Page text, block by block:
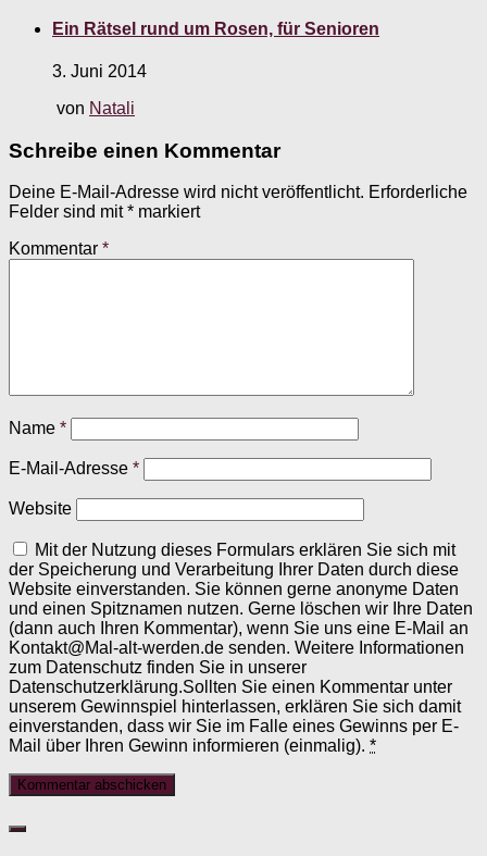
Ein Rätsel rund um Rosen, für Senioren
3. Juni 2014
von Natali
Schreibe einen Kommentar
Deine E-Mail-Adresse wird nicht veröffentlicht. Erforderliche
Felder sind mit* markiert
Kommentar *
Name *
E-Mail-Adresse *
Website
Mit der Nutzung dieses Formulars erklären Sie sich mit
der Speicherung und Verarbeitung Ihrer Daten durch diese
Website einverstanden. Sie können gerne anonyme Daten
und einen Spitznamen nutzen. Gerne löschen wir Ihre Daten
(dann auch Ihren Kommentar), wenn Sie uns eine E-Mail an
Kontakt@Mal-alt-werden.de senden. Weitere Informationen
zum Datenschutz finden Sie in unserer
Datenschutzerklärung.Sollten Sie einen Kommentar unter
unserem Gewinnspiel hinterlassen, erklären Sie sich damit
einverstanden, dass wir Sie im Falle eines Gewinns per E-
Mail über Ihren Gewinn informieren (einmalig). *